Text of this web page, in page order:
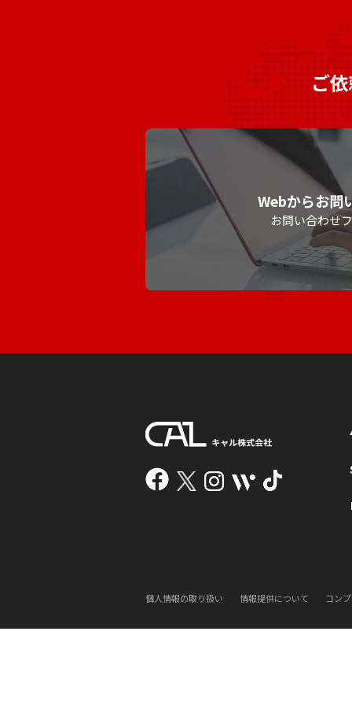
ご
Webからお問
お問い合わせ
個人情報の取り扱い 情報提供について コン